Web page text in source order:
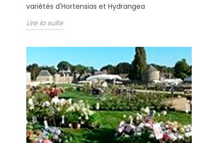
variétés d'Hortensias et Hydrangea
Lire la suite